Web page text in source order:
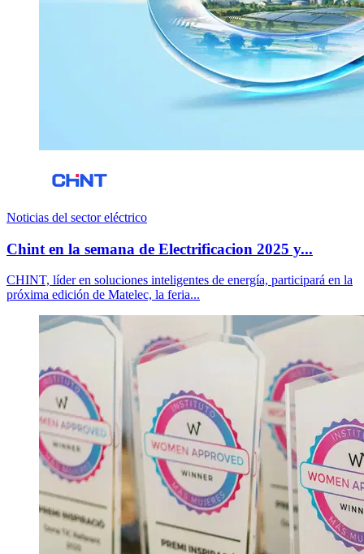
Noticias del sector eléctrico
Chint en la semana de Electrificacion 2025 y...
CHINT, líder en soluciones inteligentes de energía, participará en la
próxima edición de Matelec, la feria...